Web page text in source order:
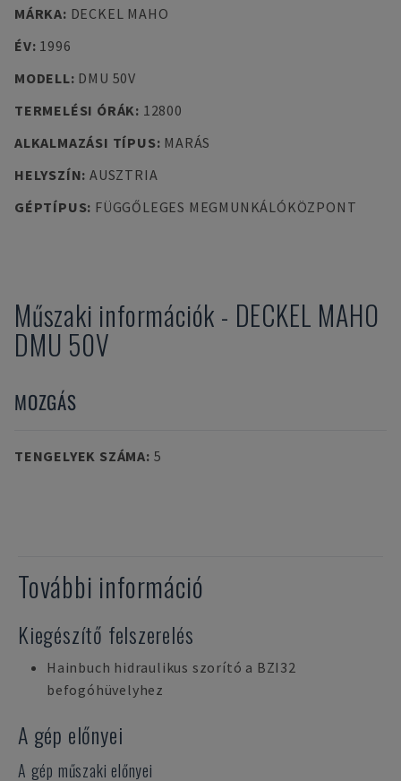
MÁRKA: DECKEL MAHO
ÉV: 1996
MODELL: DMU 50V
TERMELÉSI ÓRÁK: 12800
ALKALMAZÁSI TÍPUS: MARÁS
HELYSZÍN: AUSZTRIA
GÉPTÍPUS: FÜGGŐLEGES MEGMUNKÁLÓKÖZPONT
Műszaki információk - DECKEL MAHO
DMU 50V
MOZGÁS
TENGELYEK SZÁMA: 5
További információ
Kiegészítő felszerelés
Hainbuch hidraulikus szorító a BZI32
befogóhüvelyhez
A gép előnyei
A gép műszaki előnyei